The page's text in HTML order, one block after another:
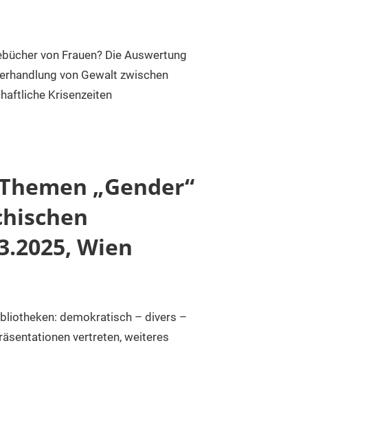
von Frauen? Die Auswertung
von Gewalt zwischen
Krisenzeiten
„Gender“
Wien
demokratisch – divers –
vertreten, weiteres